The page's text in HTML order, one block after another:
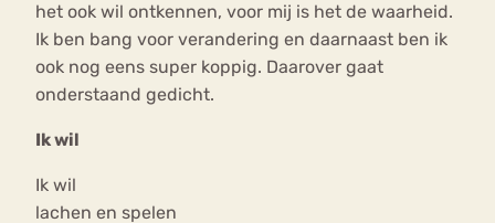
het ook wil ontkennen, voor mij is het de waarheid.
Ik ben bang voor verandering en daarnaast ben ik
ook nog eens super koppig. Daarover gaat
onderstaand gedicht.
Ik wil
Ik wil
lachen en spelen